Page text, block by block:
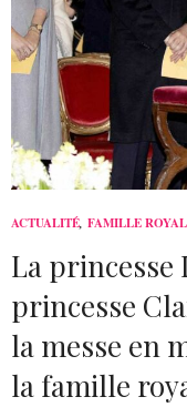
ACTUALITÉ, FAMILLE
La princesse
princesse
la messe en
la famille